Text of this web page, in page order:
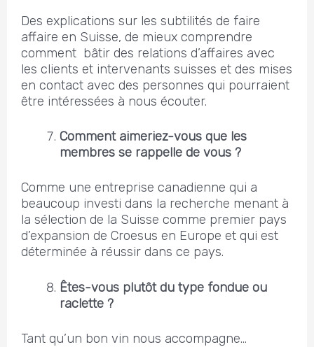
Des explications sur les subtilités de faire
affaire en Suisse, de mieux comprendre
comment bâtir des relations d’affaires avec
les clients et intervenants suisses et des mises
en contact avec des personnes qui pourraient
être intéressées à nous écouter.
Comment aimeriez-vous que les
membres se rappelle de vous ?
Comme une entreprise canadienne qui a
beaucoup investi dans la recherche menant à
la sélection de la Suisse comme premier pays
d’expansion de Croesus en Europe et qui est
déterminée à réussir dans ce pays.
Êtes-vous plutôt du type fondue ou
raclette ?
Tant qu’un bon vin nous accompagne…